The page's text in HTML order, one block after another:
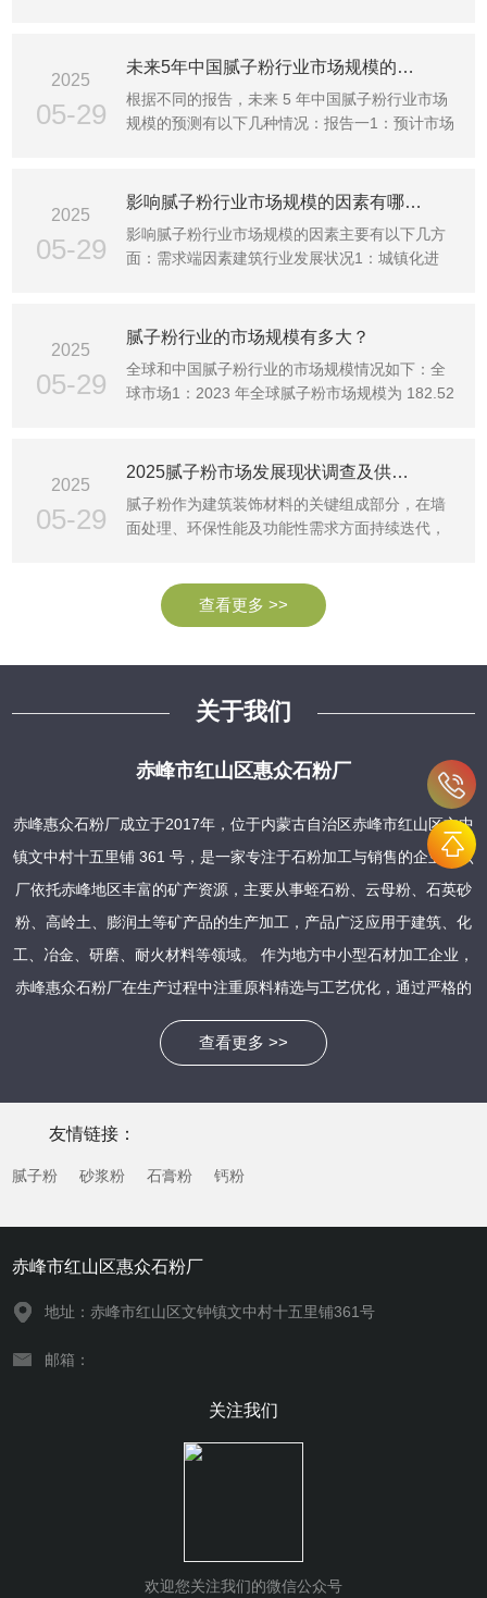
2025
05-29
未来5年中国腻子粉行业市场规模的预测是怎样的？
根据不同的报告，未来 5 年中国腻子粉行业市场
规模的预测有以下几种情况：报告一1：预计市场
2025
05-29
影响腻子粉行业市场规模的因素有哪些、
影响腻子粉行业市场规模的因素主要有以下几方
面：需求端因素建筑行业发展状况1：城镇化进
2025
05-29
腻子粉行业的市场规模有多大？
全球和中国腻子粉行业的市场规模情况如下：全
球市场1：2023 年全球腻子粉市场规模为 182.52
2025
05-29
2025腻子粉市场发展现状调查及供需格局、竞争格局分析
腻子粉作为建筑装饰材料的关键组成部分，在墙
面处理、环保性能及功能性需求方面持续迭代，
查看更多 >>
关于我们
赤峰市红山区惠众石粉厂
赤峰惠众石粉厂成立于2017年，位于内蒙古自治区赤峰市红山区文中
镇文中村十五里铺 361 号，是一家专注于石粉加工与销售的企业。该
厂依托赤峰地区丰富的矿产资源，主要从事蛭石粉、云母粉、石英砂
粉、高岭土、膨润土等矿产品的生产加工，产品广泛应用于建筑、化
工、冶金、研磨、耐火材料等领域。 作为地方中小型石材加工企业，
赤峰惠众石粉厂在生产过程中注重原料精选与工艺优化，通过严格的
质量管控确保产品稳定性。其石粉产品具有粒度均匀、纯度高、活性
强等特点，能够满足不同行业客户的需求，例如作为建筑材料中的填
查看更多 >>
友情链接：
腻子粉 砂浆粉 石膏粉 钙粉
赤峰市红山区惠众石粉厂
地址：赤峰市红山区文钟镇文中村十五里铺361号
邮箱：
关注我们
欢迎您关注我们的微信公众号